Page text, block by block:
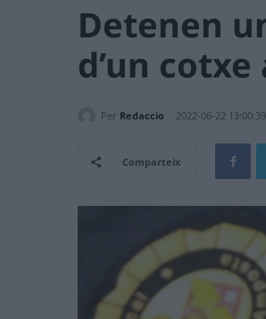
Detenen
d’un
Per Redaccio 2022-06-22 13:00:39
Comparteix